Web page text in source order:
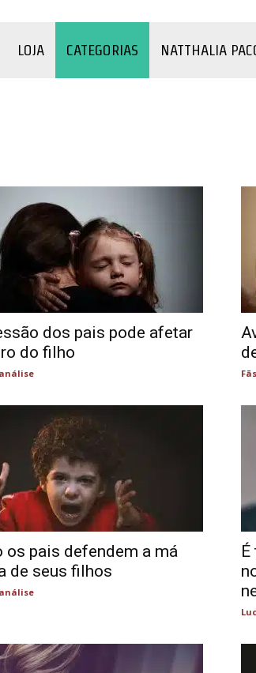
LOJA CATEGORIAS NATTHALIA
dos pais pode afetar
do filho
os pais defendem a má
de seus filhos